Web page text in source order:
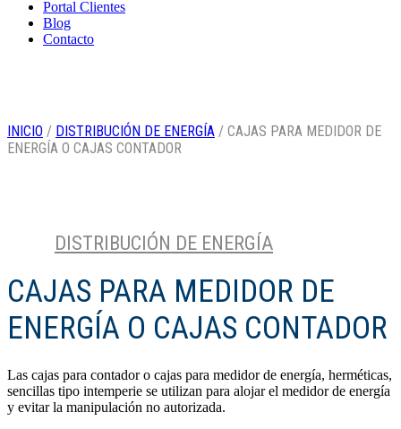
Portal Clientes
Blog
Contacto
INICIO / DISTRIBUCIÓN DE ENERGÍA / CAJAS PARA MEDIDOR DE
ENERGÍA O CAJAS CONTADOR
DISTRIBUCIÓN DE ENERGÍA
CAJAS PARA MEDIDOR DE
ENERGÍA O CAJAS CONTADOR
Las cajas para contador o cajas para medidor de energía, herméticas,
sencillas tipo intemperie se utilizan para alojar el medidor de energía
y evitar la manipulación no autorizada.